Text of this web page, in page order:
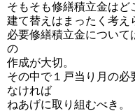
そもそも修繕積立金はど
建て替えはまったく考え
必要修繕積立金につい
の
作成が大切。
その中で１戸当り月の必
なければ
ねあげに取り組むべき。